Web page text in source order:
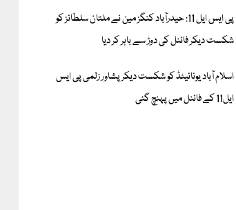
پی ایس ایل 11: حیدرآباد کنگز مین نے ملتان سلطانز کو
شکست دیکر فائنل کی دوڑ سے باہر کر دیا
اسلام آباد یونائیٹڈ کو شکست دیکر پشاور زلمی پی ایس
ایل11 کے فائنل میں پہنچ گئی